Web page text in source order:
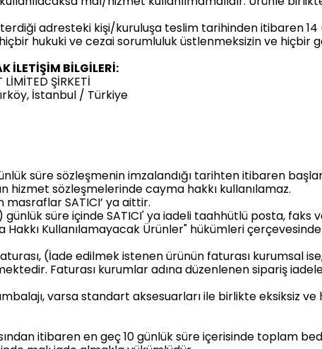
adresteki kişi/kuruluşa teslim tarihinden itibaren
hukuki ve cezai sorumluluk üstlenmeksizin ve hiçbir
İLETİŞİM BİLGİLERİ:
ŞİRKETİ
İstanbul / Türkiye
süre sözleşmenin imzalandığı tarihten itibaren
hizmet sözleşmelerinde cayma hakkı kullanılamaz.
masraflar SATICI’ ya aittir.
günlük süre içinde SATICI' ya iadeli taahhütlü posta, faks
Kullanılamayacak Ürünler" hükümleri çerçevesinde
(İade edilmek istenen ürünün faturası kurumsal
Faturası kurumlar adına düzenlenen sipariş
varsa standart aksesuarları ile birlikte eksiksiz
itibaren en geç 10 günlük süre içerisinde toplam